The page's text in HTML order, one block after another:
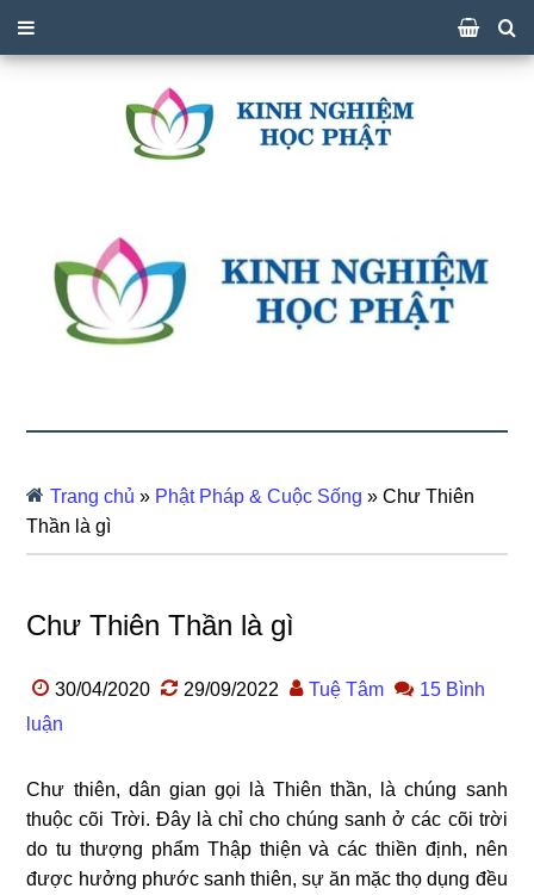
Trang chủ » Phật Pháp & Cuộc Sống »Chư Thiên
Thần là gì
Chư Thiên Thần là gì
30/04/2020 29/09/2022 Tuệ Tâm
15 Bình
luận
Chư thiên, dân gian gọi là Thiên thần, là chúng sanh
thuộc cõi Trời. Đây là chỉ cho chúng sanh ở các cõi trời
do tu thượng phẩm Thập thiện và các thiền định, nên
được hưởng phước sanh thiên, sự ăn mặc thọ dụng đều